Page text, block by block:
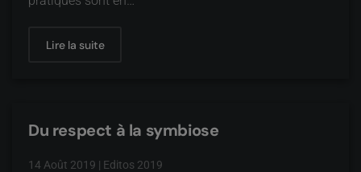
Lire la suite
Du respect à la symbiose
14 Août 2019 | Editos 2019